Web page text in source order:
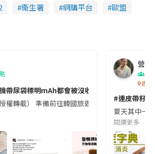
衞生署 網購平台 歐盟
帶尿袋標明mAh都會被沒收😱出發前切記檢查
授權轉載） 準備前往韓國旅遊的民眾，近期要
營養
香港
#連皮帶籽
夏天其中一
閱讀更多